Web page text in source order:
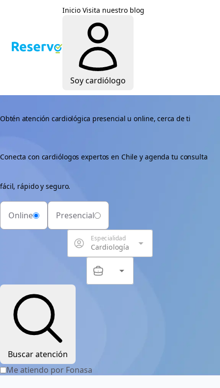
InicioVisita nuestro blog
Soy cardiólogo
Obtén atención cardiológica presencial u online, cerca de ti
Conecta con cardiólogos expertos en Chile y agenda tu consulta
fácil, rápido y seguro.
Online Presencial
Cardiología
Especialidad arrow_drop_down
Servicio
arrow_drop_down
Buscar atención
Me atiendo por Fonasa